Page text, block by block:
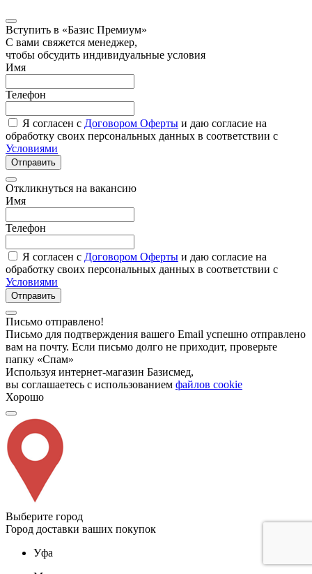
Вступить в «Базис Премиум»
С вами свяжется менеджер,
чтобы обсудить индивидуальные условия
Имя
Телефон
Я согласен с Договором Оферты и даю согласие на
обработку своих персональных данных в соответствии с
Условиями
Отправить
Откликнуться на вакансию
Имя
Телефон
Я согласен с Договором Оферты и даю согласие на
обработку своих персональных данных в соответствии с
Условиями
Отправить
Письмо отправлено!
Письмо для подтверждения вашего Email успешно отправлено
вам на почту. Если письмо долго не приходит, проверьте
папку «Спам»
Используя интернет-магазин Базисмед,
вы соглашаетесь с использованием файлов cookie
Хорошо
Выберите город
Город доставки ваших покупок
Уфа